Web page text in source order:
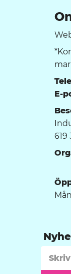
E-
619